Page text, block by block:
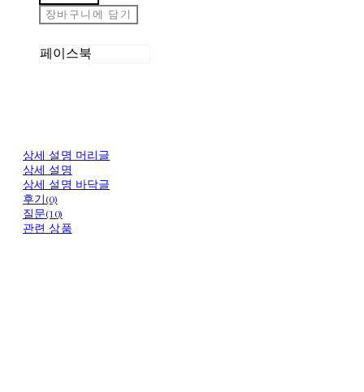
장바구니에 담기
페이스북
상세 설명 머리글
상세 설명
상세 설명 바닥글
후기(0)
질문(10)
관련 상품